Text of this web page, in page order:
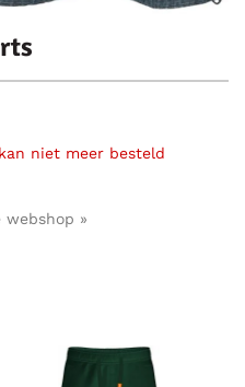
niet meer besteld
webshop »